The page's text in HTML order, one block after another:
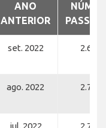
ANO
ANTERIOR
set. 2022
ago. 2022
jul. 2022